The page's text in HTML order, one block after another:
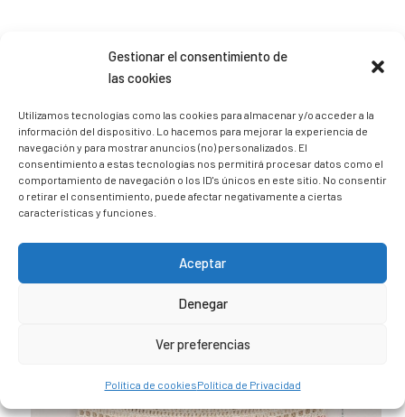
Gestionar el consentimiento de
las cookies
Utilizamos tecnologías como las cookies para almacenar y/o acceder a la
información del dispositivo. Lo hacemos para mejorar la experiencia de
navegación y para mostrar anuncios (no) personalizados. El
consentimiento a estas tecnologías nos permitirá procesar datos como el
comportamiento de navegación o los ID's únicos en este sitio. No consentir
o retirar el consentimiento, puede afectar negativamente a ciertas
características y funciones.
Aceptar
Denegar
Ver preferencias
Política de cookiesPolítica de Privacidad
Sígueme en Instagram
trizia_comopedroporsucasa
Freelance | Web | RRSS
Mi tienda de productos ECO
@lacatalina.shop
Alquila tu Autocaravana en
@caravana_go
Mi blog de viajes